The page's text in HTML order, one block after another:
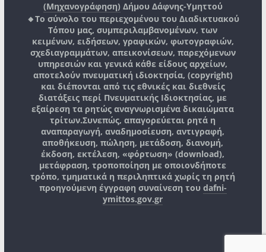
(Μηχανογράφηση) Δήμου Δάφνης-Υμηττού
🔸Το σύνολο του περιεχομένου του Διαδικτυακού
Τόπου μας, συμπεριλαμβανομένων, των
κειμένων, ειδήσεων, γραφικών, φωτογραφιών,
σχεδιαγραμμάτων, απεικονίσεων, παρεχόμενων
υπηρεσιών και γενικά κάθε είδους αρχείων,
αποτελούν πνευματική ιδιοκτησία, (copyright)
και διέπονται από τις εθνικές και διεθνείς
διατάξεις περί Πνευματικής Ιδιοκτησίας, με
εξαίρεση τα ρητώς αναγνωρισμένα δικαιώματα
τρίτων.Συνεπώς, απαγορεύεται ρητά η
αναπαραγωγή, αναδημοσίευση, αντιγραφή,
αποθήκευση, πώληση, μετάδοση, διανομή,
έκδοση, εκτέλεση, «φόρτωση» (download),
μετάφραση, τροποποίηση με οποιονδήποτε
τρόπο, τμηματικά η περιληπτικά χωρίς τη ρητή
προηγούμενη έγγραφη συναίνεση του dafni-
ymittos.gov.gr